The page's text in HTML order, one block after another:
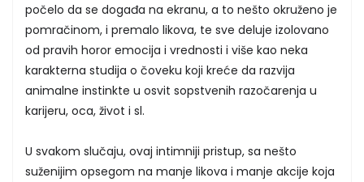
počelo da se događa na ekranu, a to nešto okruženo je
pomračinom, i premalo likova, te sve deluje izolovano
od pravih horor emocija i vrednosti i više kao neka
karakterna studija o čoveku koji kreće da razvija
animalne instinkte u osvit sopstvenih razočarenja u
karijeru, oca, život i sl.
U svakom slučaju, ovaj intimniji pristup, sa nešto
suženijim opsegom na manje likova i manje akcije koja